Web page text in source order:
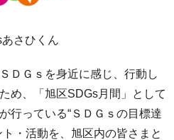
さひくん
ＤＧｓを身近に感じ、行動し
め、「旭区SDGs月間」として
行っている“ＳＤＧｓの目標達
・活動を、旭区内の皆さまと